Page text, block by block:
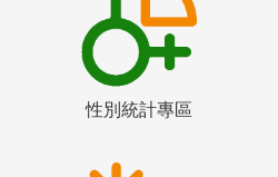
性別統計專區